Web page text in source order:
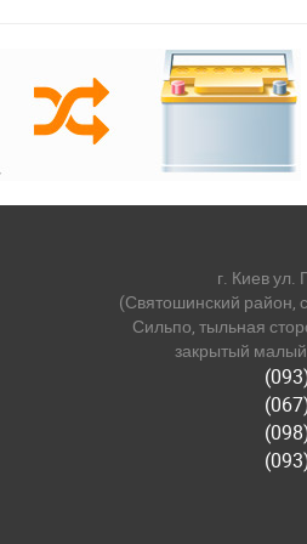
г. Киев ул.
(Святошинский район,
Сильпо, тыльная
закрытый